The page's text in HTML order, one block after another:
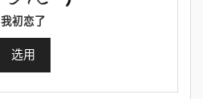
我初恋了
选用